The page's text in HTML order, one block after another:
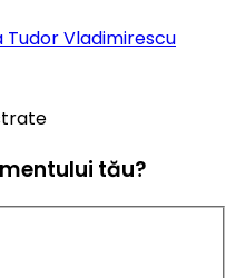
Tudor Vladimirescu
tău?